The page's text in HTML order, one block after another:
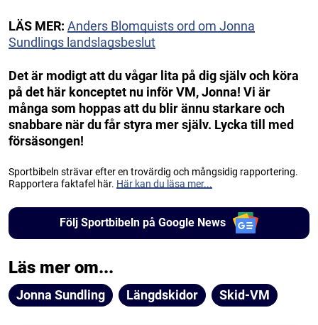
LÄS MER: Anders Blomquists ord om Jonna
Sundlings landslagsbeslut
Det är modigt att du vågar lita på dig själv och köra
på det här konceptet nu inför VM, Jonna! Vi är
många som hoppas att du blir ännu starkare och
snabbare när du får styra mer själv. Lycka till med
försäsongen!
Sportbibeln strävar efter en trovärdig och mångsidig rapportering.
Rapportera faktafel här. Här kan du läsa mer...
Följ Sportbibeln på Google News
Läs mer om...
Jonna Sundling Längdskidor Skid-VM